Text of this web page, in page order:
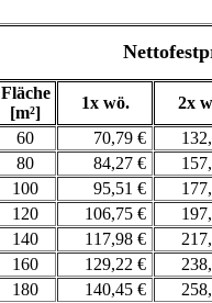
Fläche
[m²]
1x wö.
2x
60
70,79 €
80
84,27 €
100
95,51 €
120
106,75 €
140
117,98 €
160
129,22 €
180
140,45 €